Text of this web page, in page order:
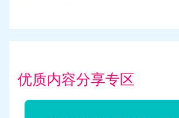
优质内容分享专区